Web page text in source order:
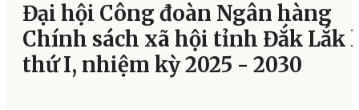
Đại hội Công đoàn Ngân hàng
Chính sách xã hội tỉnh Đắk Lắk
thứ I, nhiệm kỳ 2025 - 2030